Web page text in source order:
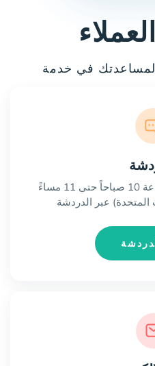
خدمة العملاء يومياً من الساعة 10 صباحاً حتى 11 مساءً